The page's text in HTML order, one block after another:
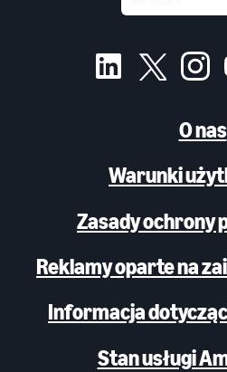
O nas
Warunki
Zasady ochrony
Reklamy oparte na
Informacja
Stan usługi